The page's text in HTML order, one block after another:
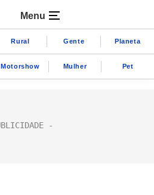
Menu
Rural Gente Planeta
Motorshow Mulher Pet